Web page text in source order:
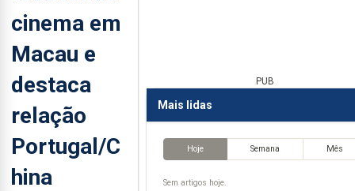
cinema em
Macau e
destaca
relação
Portugal/C
hina
PUB
Mais lidas
Hoje Semana Mês
Sem artigos hoje.